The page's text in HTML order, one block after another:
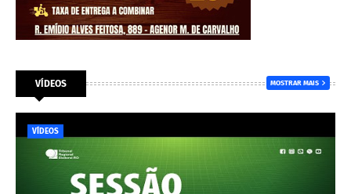
VÍDEOS MOSTRAR MAIS
VÍDEOS